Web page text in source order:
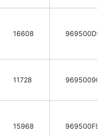
16608
11728
15968